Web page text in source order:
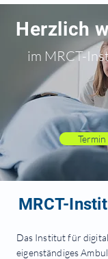
Herzlich
im MRCT-
MRCT-
Das Institut für
eigenständiges